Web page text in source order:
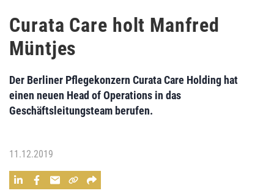
Curata Care holt Manfred
Müntjes
Der Berliner Pflegekonzern Curata Care Holding hat
einen neuen Head of Operations in das
Geschäftsleitungsteam berufen.
11.12.2019